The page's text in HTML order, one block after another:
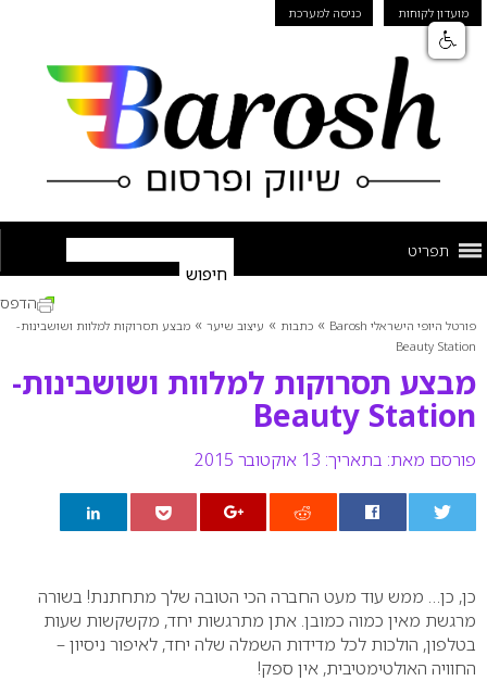
מועדון לקוחות כניסה למערכת
תפריט
פורטל היופי הישראלי Barosh » כתבות » עיצוב שיער » מבצע תסרוקות למלוות ושושבינות-
Beauty Station
מבצע תסרוקות למלוות ושושבינות-
Beauty Station
פורסם מאת: בתאריך: 13 אוקטובר 2015
הדפס
כן, כן… ממש עוד מעט החברה הכי הטובה שלך מתחתנת! בשורה
מרגשת מאין כמוה כמובן. אתן מתרגשות יחד, מקשקשות שעות
בטלפון, הולכות לכל מדידות השמלה שלה יחד, לאיפור ניסיון –
החוויה האולטימטיבית, אין ספק!